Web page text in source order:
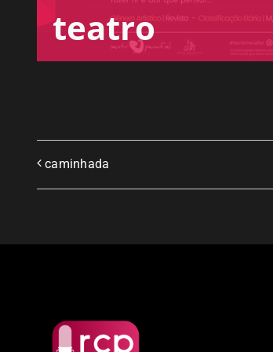
teatro
caminhada